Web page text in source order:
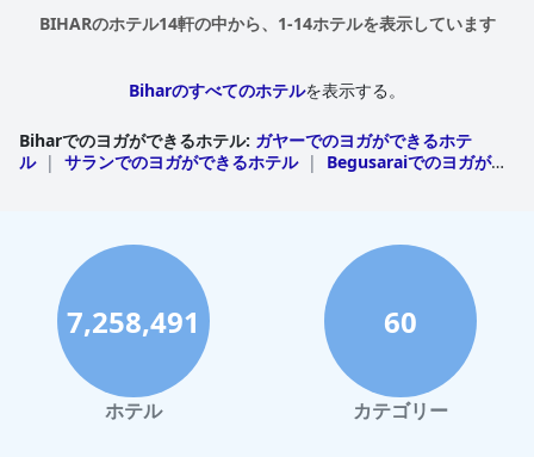
BIHARのホテル14軒の中から、1-14ホテルを表示しています
Biharのすべてのホテルを表示する。
Biharでのヨガができるホテル: ガヤーでのヨガができるホテ
ル | サランでのヨガができるホテル |
Begusaraiでのヨガがで
7,258,491
ホテル
60
カテゴリー